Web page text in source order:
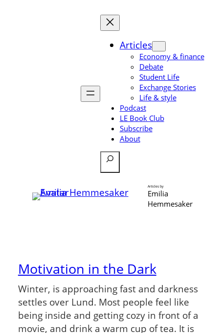
Articles
Economy & finance
Debate
Student Life
Exchange Stories
Life & style
Podcast
LE Book Club
Subscribe
About
Search
Articles by
Emilia
Hemmesaker
Motivation in the Dark
Winter, is approaching fast and darkness
settles over Lund. Most people feel like
being inside and getting cozy in front of a
movie, and drink a warm cup of tea. It is